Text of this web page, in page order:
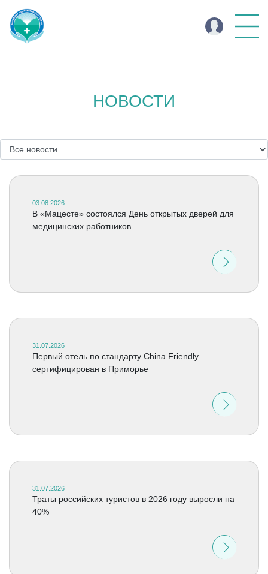
НОВОСТИ
03.08.2026
В «Мацесте» состоялся День открытых дверей для
медицинских работников
31.07.2026
Первый отель по стандарту China Friendly
сертифицирован в Приморье
31.07.2026
Траты российских туристов в 2026 году выросли на
40%